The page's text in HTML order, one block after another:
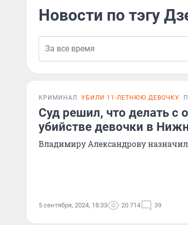
Новости по тэгу
КРИМИНАЛ УБИЛИ 11-ЛЕТНЮЮ ДЕВОЧКУ
Суд решил, что делать с
убийстве девочки в
Владимиру Александрову
5 сентября, 2024, 18:33 20 714 39